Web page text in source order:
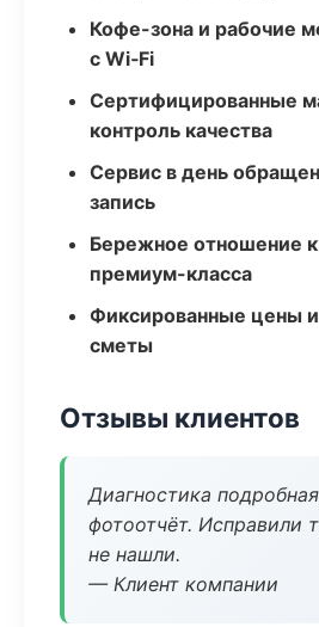
Кофе-зона и рабочие
с Wi‑Fi
Сертифицированные
контроль качества
Сервис в день
запись
Бережное отношение
премиум-класса
Фиксированные цены
сметы
Отзывы клиентов
Диагностика
фотоотчёт. Исправили
не нашли.
— Клиент компании